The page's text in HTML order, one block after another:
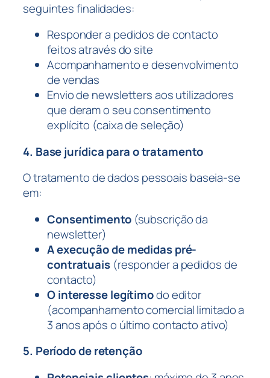
seguintes finalidades:
Responder a pedidos de contacto
feitos através do site
Acompanhamento e desenvolvimento
de vendas
Envio de newsletters aos utilizadores
que deram o seu consentimento
explícito (caixa de seleção)
4. Base jurídica para o tratamento
O tratamento de dados pessoais baseia-se
em:
Consentimento(subscrição da
newsletter)
A execução de medidas pré-
contratuais(responder a pedidos de
contacto)
O interesse legítimodo editor
(acompanhamento comercial limitado a
3 anos após o último contacto ativo)
5. Período de retenção